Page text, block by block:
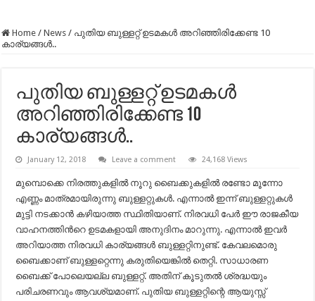
Home / News / പുതിയ ബുള്ളറ്റ് ഉടമകള്‍ അറിഞ്ഞിരിക്കേണ്ട 10
കാര്യങ്ങള്‍..
പുതിയ ബുള്ളറ്റ് ഉടമകള്‍
അറിഞ്ഞിരിക്കേണ്ട 10
കാര്യങ്ങള്‍..
January 12, 2018 Leave a comment 24,168 Views
മുമ്പൊക്കെ നിരത്തുകളില്‍ നൂറു ബൈക്കുകളില്‍ രണ്ടോ മൂന്നോ
എണ്ണം മാത്രമായിരുന്നു ബുള്ളറ്റുകള്‍. എന്നാല്‍ ഇന്ന് ബുള്ളറ്റുകള്‍
മുട്ടി നടക്കാന്‍ കഴിയാത്ത സ്ഥിതിയാണ്. നിരവധി പേര്‍ ഈ രാജകീയ
വാഹനത്തിന്‍റെ ഉടമകളായി അനുദിനം മാറുന്നു. എന്നാല്‍ ഇവര്‍
അറിയാത്ത നിരവധി കാര്യങ്ങള്‍ ബുള്ളറ്റിനുണ്ട്. കേവലമൊരു
ബൈക്കാണ് ബുള്ളറ്റെന്നു കരുതിയെങ്കില്‍ തെറ്റി. സാധാരണ
ബൈക്ക് പോലെയല്ല ബുള്ളറ്റ്. അതിന് കൂടുതല്‍ ശ്രദ്ധയും
പരിചരണവും ആവശ്യമാണ്. പുതിയ ബുള്ളറ്റിന്റെ ആയുസ്സ്